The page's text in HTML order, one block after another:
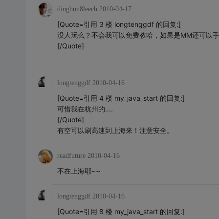
dinghun8leech 2010-04-17
[Quote=引用 3 楼 longtenggdf 的回复:]
没人玩么？不会我可以免费教哈，如果是MM还可以手
[/Quote]
longtenggdf 2010-04-16
[Quote=引用 4 楼 my_java_start 的回复:]
可惜我在杭州的....
[/Quote]
有空可以刷高速到上海来！注意安全。
readfuture 2010-04-16
不在上海耶~~
longtenggdf 2010-04-16
[Quote=引用 8 楼 my_java_start 的回复:]